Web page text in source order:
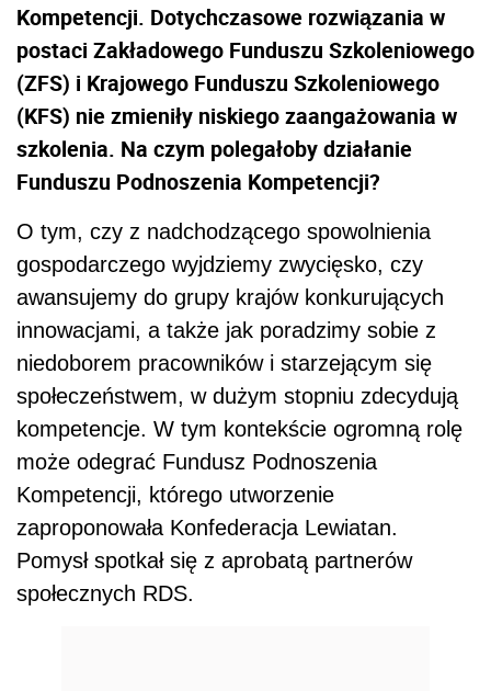
Kompetencji. Dotychczasowe rozwiązania w
postaci Zakładowego Funduszu Szkoleniowego
(ZFS) i Krajowego Funduszu Szkoleniowego
(KFS) nie zmieniły niskiego zaangażowania w
szkolenia. Na czym polegałoby działanie
Funduszu Podnoszenia Kompetencji?
O tym, czy z nadchodzącego spowolnienia
gospodarczego wyjdziemy zwycięsko, czy
awansujemy do grupy krajów konkurujących
innowacjami, a także jak poradzimy sobie z
niedoborem pracowników i starzejącym się
społeczeństwem, w dużym stopniu zdecydują
kompetencje. W tym kontekście ogromną rolę
może odegrać Fundusz Podnoszenia
Kompetencji, którego utworzenie
zaproponowała Konfederacja Lewiatan.
Pomysł spotkał się z aprobatą partnerów
społecznych RDS.